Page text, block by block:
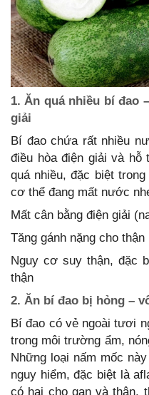
1. Ăn quá nhiều bí đao
giải
Bí đao chứa rất nhiều
điều hòa điện giải và hỗ
quá nhiều, đặc biệt
cơ thể đang mất nước
Mất cân bằng điện giải
Tăng gánh nặng cho thận
Nguy cơ suy thận, đặc
thận
2. Ăn bí đao bị hỏng –
Bí đao có vẻ ngoài tươi
trong môi trường ẩm,
Những loại nấm mốc
nguy hiểm, đặc biệt là
có hại cho gan và thận,